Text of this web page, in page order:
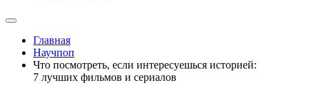
Главная
Научпоп
Что посмотреть, если интересуешься историей:
7 лучших фильмов и сериалов